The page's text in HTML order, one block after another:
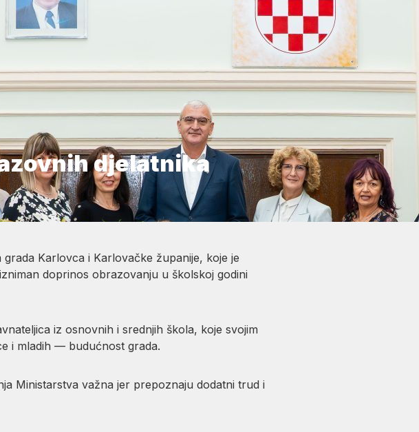
djelatnika
Karlovca i Karlovačke županije, koje je
doprinos obrazovanju u školskoj godini
iz osnovnih i srednjih škola, koje svojim
i mladih — budućnost grada.
Ministarstva važna jer prepoznaju dodatni trud i